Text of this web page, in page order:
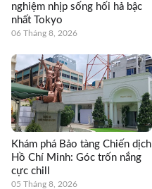
nghiệm nhịp sống hối hả bậc
nhất Tokyo
06 Tháng 8, 2026
Khám phá Bảo tàng Chiến dịch
Hồ Chí Minh: Góc trốn nắng
cực chill
05 Tháng 8, 2026